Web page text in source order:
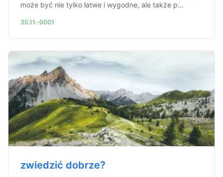
może być nie tylko łatwe i wygodne, ale także p...
30.11.-0001
zwiedzić dobrze?